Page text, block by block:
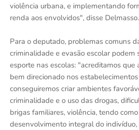
violência urbana, e implementando
renda aos envolvidos", disse Delmasso.
Para o deputado, problemas comuns
criminalidade e evasão escolar podem
esporte nas escolas: "acreditamos que
bem direcionado nos
conseguiremos criar ambientes
criminalidade e o uso das drogas,
brigas familiares, violência, tendo
desenvolvimento integral do